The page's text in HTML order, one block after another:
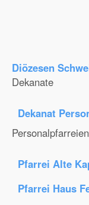
Diözesen
Dekanate
Dekanat
Pfarrei Alte
Pfarrei Haus